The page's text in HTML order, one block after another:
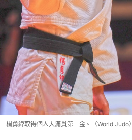
楊勇緯取得個人大滿貫第二金。（World Judo）